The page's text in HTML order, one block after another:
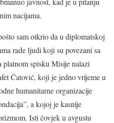
nacijama.
sam otkrio da u diplomatskoj
rade ljudi koji su povezani sa
spisku Misije nalazi
Ćatović, koji je jedno vrijeme u
humanitarne organizacije
a kojoj je kasnije
Isti čovjek u avgustu